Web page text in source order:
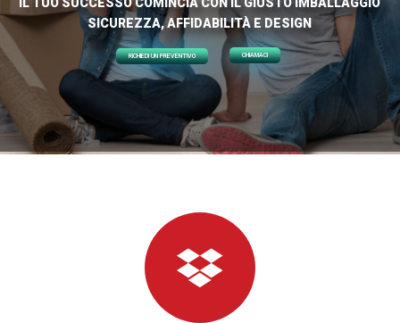
SICUREZZA, AFFIDABILITÀ E DESIGN
CHIAMACI
RICHIEDI UN PREVENTIVO